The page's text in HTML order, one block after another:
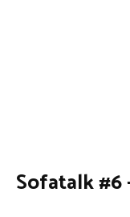
Sofatalk #6